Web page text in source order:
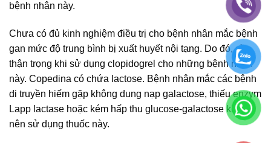
bệnh nhân này.
Chưa có đủ kinh nghiệm điều trị cho bệnh nhân mắc bệnh
gan mức độ trung bình bị xuất huyết nội tạng. Do đó, cần
thận trọng khi sử dụng clopidogrel cho những bệnh nhân
này. Copedina có chứa lactose. Bệnh nhân mắc các bệnh
di truyền hiếm gặp không dung nạp galactose, thiếu enzym
Lapp lactase hoặc kém hấp thu glucose-galactose không
nên sử dụng thuốc này.